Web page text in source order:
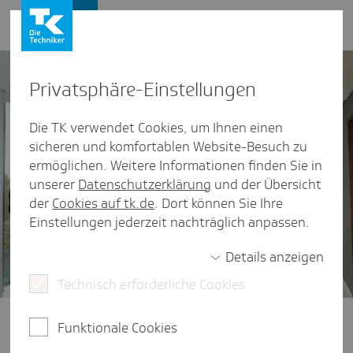
Privat­sphäre-Einstel­lungen
Die TK verwendet Cookies, um Ihnen einen
sicheren und komfortablen Website-Besuch zu
ermöglichen. Weitere Informationen finden Sie in
unserer Datenschutzerklärung und der Übersicht
der Cookies auf tk.de. Dort können Sie Ihre
Einstellungen jederzeit nachträglich anpassen.
Details anzeigen
Technisch erforderliche Cookies
Funktionale Cookies